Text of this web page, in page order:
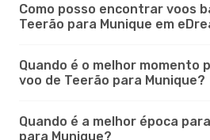
Como posso encontrar voos
Teerão para Munique em
Quando é o melhor momento
voo de Teerão para Munique?
Quando é a melhor época
para Munique?